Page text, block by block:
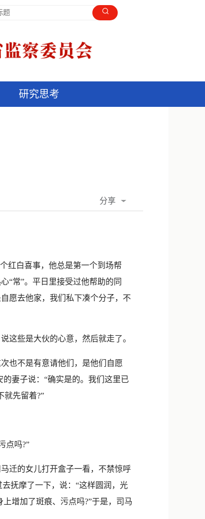
研究思考
分享
微信
红白喜事，他总是第一个到场帮
“常”。平日里接受过他帮助的同
愿去他家，我们私下凑个分子，不
些是大伙的心意，然后就走了。
也不是有意请他们，是他们自愿
妻子说：“确实是的。我们这里已
就先留着?”
点吗?”
迁的女儿打开盒子一看，不禁惊呼
抚摩了一下，说：“这样圆润，光
增加了斑痕、污点吗?”于是，司马